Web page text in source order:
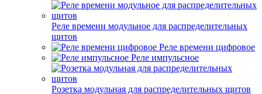
Реле времени модульное для распределительных
щитов
Реле времени цифровое
Реле импульсное
Розетка модульная для распределительных щитов